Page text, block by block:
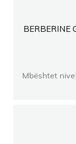
BERBERINE
Mbështet